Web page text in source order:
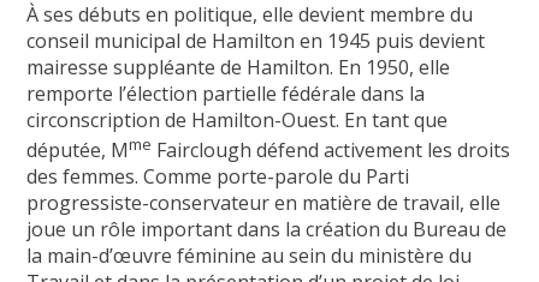
À ses débuts en politique, elle devient membre du
conseil municipal de Hamilton en 1945 puis devient
mairesse suppléante de Hamilton. En 1950, elle
remporte l’élection partielle fédérale dans la
circonscription de Hamilton-Ouest. En tant que
députée, Mme Fairclough défend activement les droits
des femmes. Comme porte-parole du Parti
progressiste-conservateur en matière de travail, elle
joue un rôle important dans la création du Bureau de
la main-d’œuvre féminine au sein du ministère du